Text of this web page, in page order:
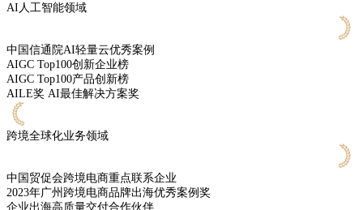
AI人工智能领域
中国信通院AI轻量云优秀案例
AIGC Top100创新企业榜
AIGC Top100产品创新榜
AILE奖 AI最佳解决方案奖
跨境全球化业务领域
中国贸促会跨境电商重点联系企业
2023年广州跨境电商品牌出海优秀案例奖
企业出海高质量交付合作伙伴